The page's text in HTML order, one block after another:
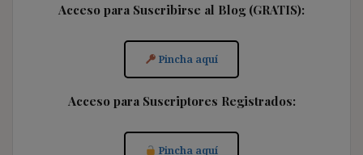
Acceso para Suscribirse al Blog (GRATIS):
Pincha aquí
Acceso para Suscriptores Registrados:
Pincha aquí